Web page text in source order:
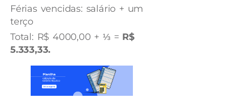
Férias vencidas: salário + um
terço
Total: R$ 4000,00 + ⅓ = R$
5.333,33.